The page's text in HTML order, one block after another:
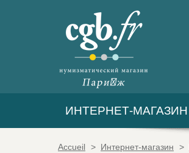
ИНТЕРНЕТ-МАГАЗИН
Accueil > Интернет-магазин >